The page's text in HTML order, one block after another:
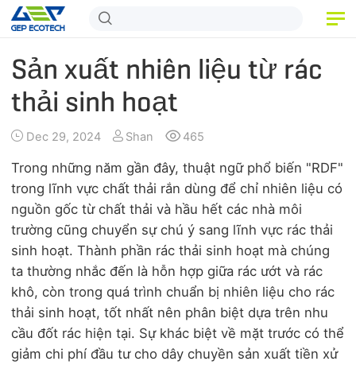
TRANG CHỦ
SẢN PHẨM
ỨNG DỤNG
PHÁT HÀNH
VỀ CHÚNG TÔI
LIÊN HỆ CHÚNG TÔI
Sản xuất nhiên liệu từ rác
thải sinh hoạt
Dec 29, 2024 Shan 465
Trong những năm gần đây, thuật ngữ phổ biến "RDF"
trong lĩnh vực chất thải rắn dùng để chỉ nhiên liệu có
nguồn gốc từ chất thải và hầu hết các nhà môi
trường cũng chuyển sự chú ý sang lĩnh vực rác thải
sinh hoạt. Thành phần rác thải sinh hoạt mà chúng
ta thường nhắc đến là hỗn hợp giữa rác ướt và rác
khô, còn trong quá trình chuẩn bị nhiên liệu cho rác
thải sinh hoạt, tốt nhất nên phân biệt dựa trên nhu
cầu đốt rác hiện tại. Sự khác biệt về mặt trước có thể
giảm chi phí đầu tư cho dây chuyền sản xuất tiền xử